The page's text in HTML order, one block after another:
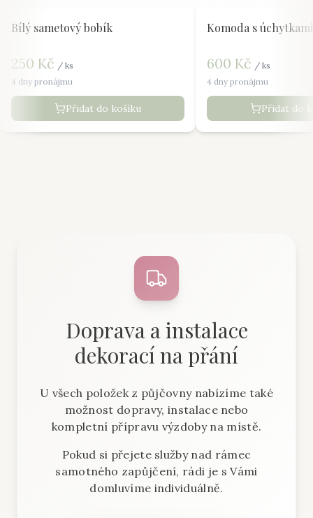
Bílý sametový bobík
250 Kč / ks
4 dny pronájmu
Přidat do košíku
Komoda s úchytkami
600 Kč / ks
4 dny pronájmu
Přidat do
Doprava a instalace
dekorací na přání
U všech položek z půjčovny nabízíme také
možnost dopravy, instalace nebo
kompletní přípravu výzdoby na místě.
Pokud si přejete služby nad rámec
samotného zapůjčení, rádi je s Vámi
domluvíme individuálně.